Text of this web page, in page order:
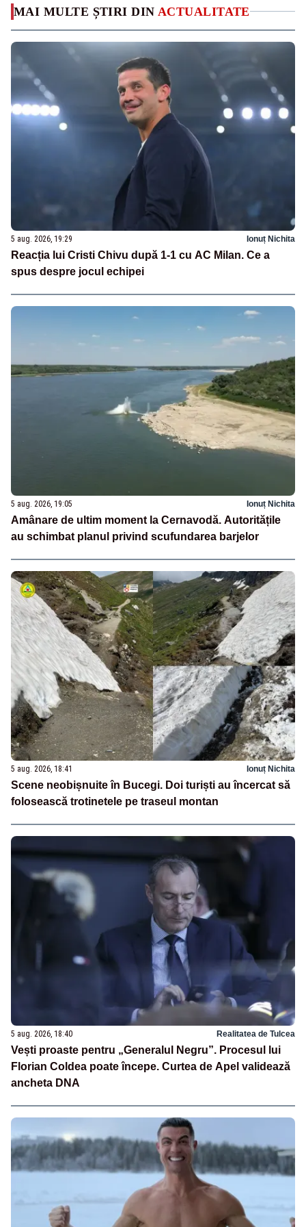
MAI MULTE ȘTIRI DIN ACTUALITATE
5 aug. 2026, 19:29 Ionuț Nichita
Reacția lui Cristi Chivu după 1-1 cu AC Milan. Ce a
spus despre jocul echipei
5 aug. 2026, 19:05 Ionuț Nichita
Amânare de ultim moment la Cernavodă. Autoritățile
au schimbat planul privind scufundarea barjelor
5 aug. 2026, 18:41 Ionuț Nichita
Scene neobișnuite în Bucegi. Doi turiști au încercat să
folosească trotinetele pe traseul montan
5 aug. 2026, 18:40 Realitatea de Tulcea
Vești proaste pentru „Generalul Negru”. Procesul lui
Florian Coldea poate începe. Curtea de Apel validează
ancheta DNA